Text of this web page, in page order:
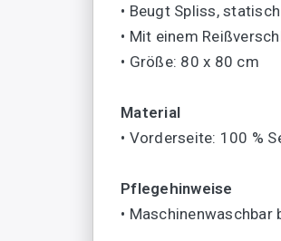
• Beugt Spliss,
• Mit einem
• Größe: 80 x 80 cm
Material
• Vorderseite: 100 %
Pflegehinweise
• Maschinenwaschbar